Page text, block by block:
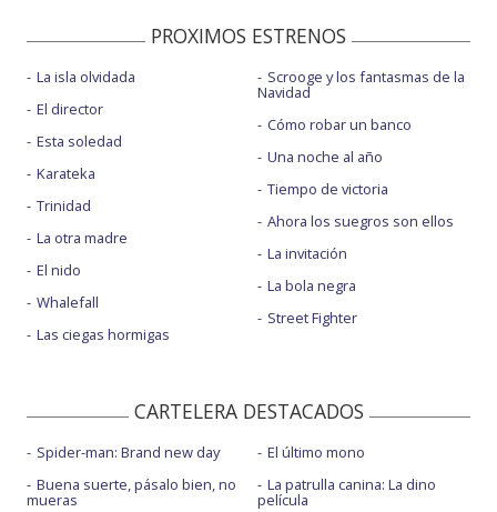
PROXIMOS ESTRENOS
La isla olvidada
El director
Esta soledad
Karateka
Trinidad
La otra madre
El nido
Whalefall
Las ciegas hormigas
Scrooge y los fantasmas de la
Navidad
Cómo robar un banco
Una noche al año
Tiempo de victoria
Ahora los suegros son ellos
La invitación
La bola negra
Street Fighter
CARTELERA DESTACADOS
Spider-man: Brand new day
Buena suerte, pásalo bien, no
mueras
El último mono
La patrulla canina: La dino
película